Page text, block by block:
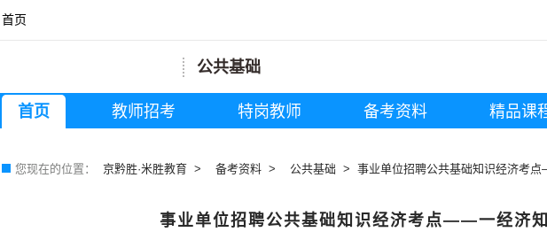
首页
公共基础
首页 教师招考 特岗教师 备考资料 精品课
您现在的位置： 京黔胜·米胜教育 备考资料 公共基础 事业单位招聘公共基础知识经济考
事业单位招聘公共基础知识经济考点——一经济